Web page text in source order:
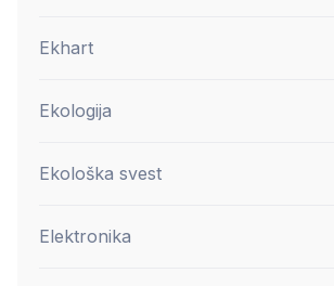
Ekhart
Ekologija
Ekološka svest
Elektronika